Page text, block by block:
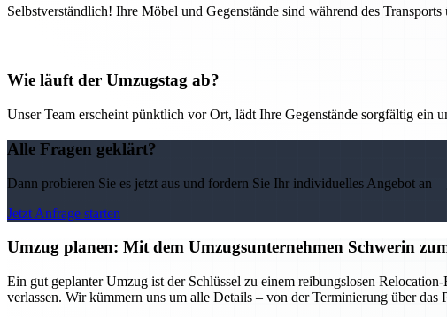
Selbstverständlich! Ihre Möbel und Gegenstände sind während des Transports
Wie läuft der Umzugstag ab?
Unser Team erscheint pünktlich vor Ort, lädt Ihre Gegenstände sorgfältig ein
Alle Fragen geklärt?
Dann probieren Sie es jetzt aus und fordern Sie Ihr individuelles Angebot an
Jetzt Anfrage starten
Umzug planen: Mit dem Umzugsunternehmen Schwerin
Ein gut geplanter Umzug ist der Schlüssel zu einem reibungslosen
verlassen. Wir kümmern uns um alle Details – von der Terminierung über